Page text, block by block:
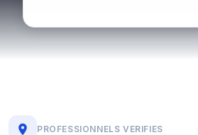
PROFESSIONNELS VERIFIES